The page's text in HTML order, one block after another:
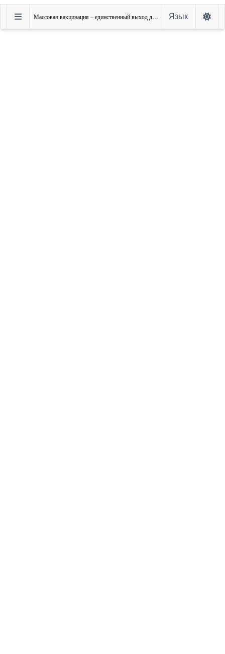
Массовая вакцинация – единственный выход для Латинской Америки Язык